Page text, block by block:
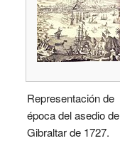
Representación de
época del asedio de
Gibraltar de 1727.